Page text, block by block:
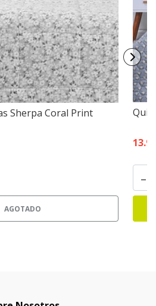
Sherpa Coral Print
AGOTADO
Quilt
-